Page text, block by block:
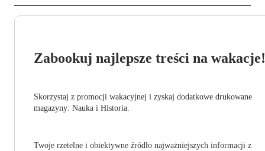
Zabookuj najlepsze treści na wakacje!
Skorzystaj z promocji wakacyjnej i zyskaj dodatkowe drukowane
magazyny: Nauka i Historia.
Twoje rzetelne i obiektywne źródło najważniejszych informacji z